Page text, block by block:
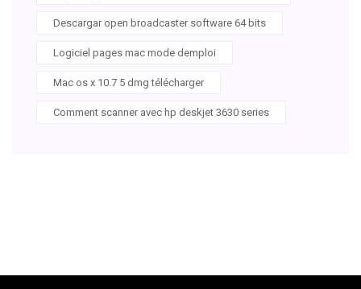
Descargar open broadcaster software 64 bits
Logiciel pages mac mode demploi
Mac os x 10.7 5 dmg télécharger
Comment scanner avec hp deskjet 3630 series